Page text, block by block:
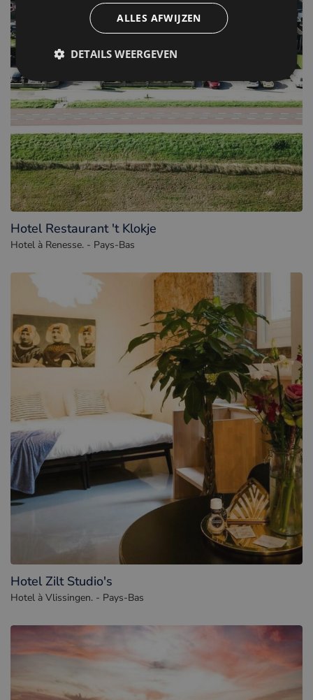
Hotel Restaurant 't Klokje
Hotel à Renesse. - Pays-Bas
Hotel Zilt Studio's
Hotel à Vlissingen. - Pays-Bas
ALLES AFWIJZEN
DETAILS WEERGEVEN